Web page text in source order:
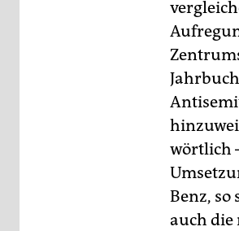
wörtlich
Benz,
auch die